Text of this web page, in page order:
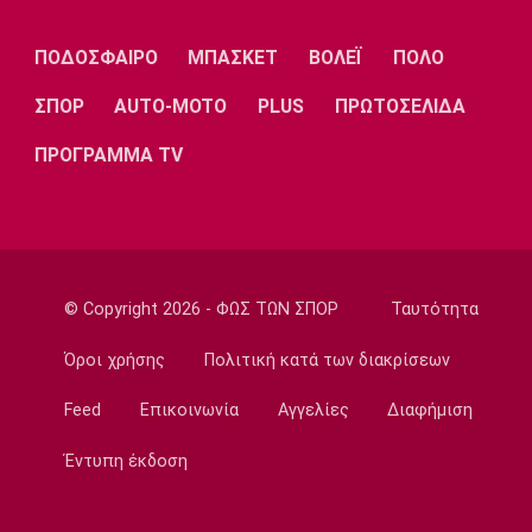
Προτάθηκε στον Ολυμπιακό ο Σέμι Οτζελέγε
Σπορ
Πινγκ Πονγκ: Στον τελικό της Under 21 η
Τζαρίδου
Euroleague»
Super League 2
Εθνικές Μπάσκετ
ΠΟΔΟΣΦΑΙΡΟ ΜΠΑΣΚΕΤ ΒΟΛΕΪ ΠΟΛΟ
ΣΠΟΡ AUTO-MOTO PLUS ΠΡΩΤΟΣΕΛΙΔΑ
ΠΡΟΓΡΑΜΜΑ TV
© Copyright 2026 - ΦΩΣ ΤΩΝ ΣΠΟΡ Ταυτότητα
Όροι χρήσης Πολιτική κατά των διακρίσεων
Feed Επικοινωνία Αγγελίες Διαφήμιση
Έντυπη έκδοση